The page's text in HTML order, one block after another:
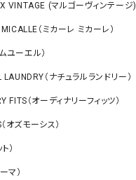
VINTAGE (マルゴーヴィンテージ)
（ミカーレ ミカーレ）
ユーエル）
（ナチュラルランドリー）
FITS（オーディナリーフィッツ）
オズモーシス）
）
マ）